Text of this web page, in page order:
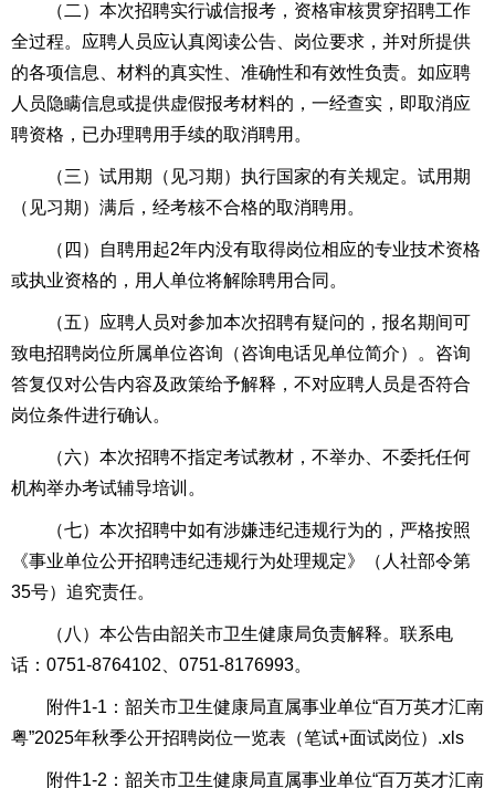
（二）本次招聘实行诚信报考，资格审核贯穿招聘工作
全过程。应聘人员应认真阅读公告、岗位要求，并对所提供
的各项信息、材料的真实性、准确性和有效性负责。如应聘
人员隐瞒信息或提供虚假报考材料的，一经查实，即取消应
聘资格，已办理聘用手续的取消聘用。
（三）试用期（见习期）执行国家的有关规定。试用期
（见习期）满后，经考核不合格的取消聘用。
（四）自聘用起2年内没有取得岗位相应的专业技术资格
或执业资格的，用人单位将解除聘用合同。
（五）应聘人员对参加本次招聘有疑问的，报名期间可
致电招聘岗位所属单位咨询（咨询电话见单位简介）。咨询
答复仅对公告内容及政策给予解释，不对应聘人员是否符合
岗位条件进行确认。
（六）本次招聘不指定考试教材，不举办、不委托任何
机构举办考试辅导培训。
（七）本次招聘中如有涉嫌违纪违规行为的，严格按照
《事业单位公开招聘违纪违规行为处理规定》（人社部令第
35号）追究责任。
（八）本公告由韶关市卫生健康局负责解释。联系电
话：0751-8764102、0751-8176993。
附件1-1：韶关市卫生健康局直属事业单位“百万英才汇南
粤”2025年秋季公开招聘岗位一览表（笔试+面试岗位）.xls
附件1-2：韶关市卫生健康局直属事业单位“百万英才汇南